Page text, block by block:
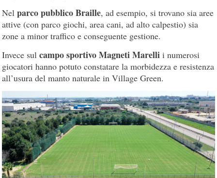
Nelparco pubblico Braille, ad esempio, si trovano sia aree
attive (con parco giochi, area cani, ad alto calpestio) sia
zone a minor traffico e conseguente gestione.
Invece sulcampo sportivo Magneti Marelli i numerosi
giocatori hanno potuto constatare la morbidezza e resistenza
all’usura del manto naturale in Village Green.